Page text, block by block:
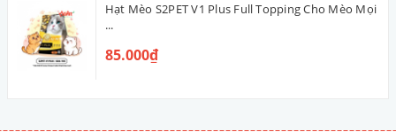
Hạt Mèo S2PET V1 Plus Full Topping Cho Mèo Mọi
...
85.000₫